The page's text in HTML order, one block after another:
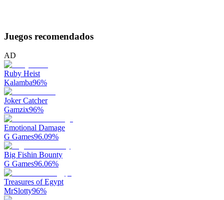
Juegos recomendados
AD
Ruby Heist
Kalamba96%
Joker Catcher
Gamzix96%
Emotional Damage
G Games96.09%
Big Fishin Bounty
G Games96.06%
Treasures of Egypt
MrSlotty96%